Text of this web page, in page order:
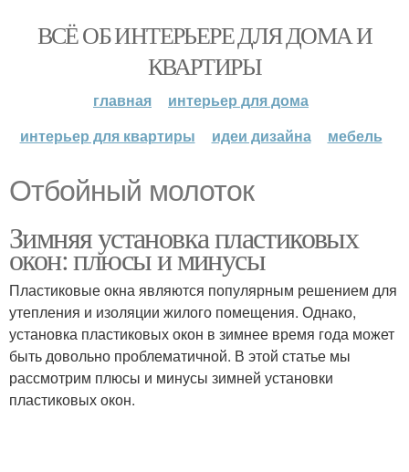
ВСЁ ОБ ИНТЕРЬЕРЕ ДЛЯ ДОМА И
КВАРТИРЫ
главная
интерьер для дома
интерьер для квартиры
идеи дизайна мебель
Отбойный молоток
Зимняя установка пластиковых
окон: плюсы и минусы
Пластиковые окна являются популярным решением для
утепления и изоляции жилого помещения. Однако,
установка пластиковых окон в зимнее время года может
быть довольно проблематичной. В этой статье мы
рассмотрим плюсы и минусы зимней установки
пластиковых окон.